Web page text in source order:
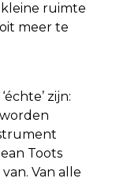
ruimte
meer te
zijn:
Toots
Van alle